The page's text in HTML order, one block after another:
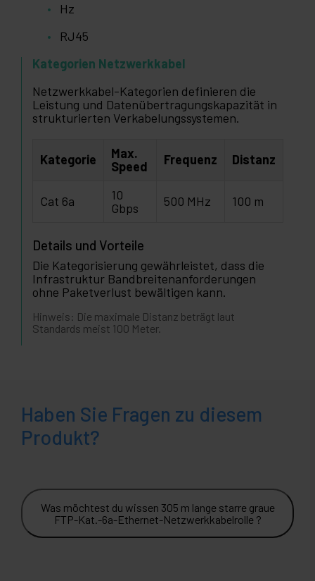
Hz
RJ45
Kategorien Netzwerkkabel
Netzwerkkabel-Kategorien definieren die
Leistung und Datenübertragungskapazität in
strukturierten Verkabelungssystemen.
Kategorie
Max.
Speed
Frequenz Distanz
Cat 6a
10
Gbps
500 MHz 100 m
Details und Vorteile
Die Kategorisierung gewährleistet, dass die
Infrastruktur Bandbreitenanforderungen
ohne Paketverlust bewältigen kann.
Hinweis: Die maximale Distanz beträgt laut
Standards meist 100 Meter.
Haben Sie Fragen zu diesem
Produkt?
Was möchtest du wissen 305 m lange starre graue
FTP-Kat.-6a-Ethernet-Netzwerkkabelrolle ?